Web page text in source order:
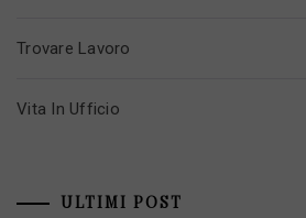
Trovare Lavoro
Vita In Ufficio
ULTIMI POST